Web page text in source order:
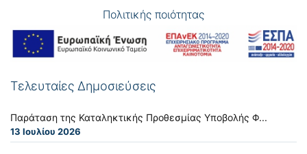
Πολιτικής ποιότητας
Τελευταίες Δημοσιεύσεις
Παράταση της Καταληκτικής Προθεσμίας Υποβολής Φ...
13 Ιουλίου 2026